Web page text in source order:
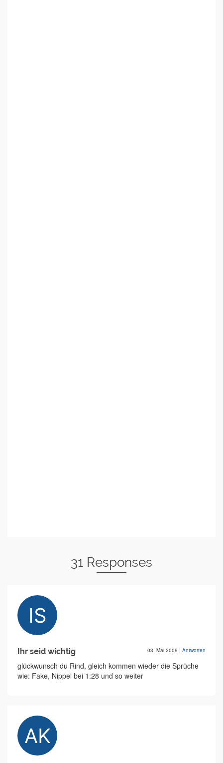
31 Responses
Ihr seid wichtig 03. Mai 2009 | Antworten
glückwunsch du Rind, gleich kommen wieder die Sprüche
wie: Fake, Nippel bei 1:28 und so weiter